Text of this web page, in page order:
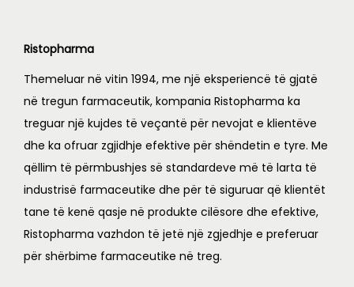
Ristopharma
Themeluar në vitin 1994, me një eksperiencë të gjatë
në tregun farmaceutik, kompania Ristopharma ka
treguar një kujdes të veçantë për nevojat e klientëve
dhe ka ofruar zgjidhje efektive për shëndetin e tyre. Me
qëllim të përmbushjes së standardeve më të larta të
industrisë farmaceutike dhe për të siguruar që klientët
tane të kenë qasje në produkte cilësore dhe efektive,
Ristopharma vazhdon të jetë një zgjedhje e preferuar
për shërbime farmaceutike në treg.